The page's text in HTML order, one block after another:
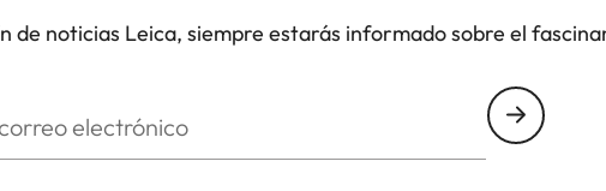
de noticias Leica, siempre estarás informado sobre el